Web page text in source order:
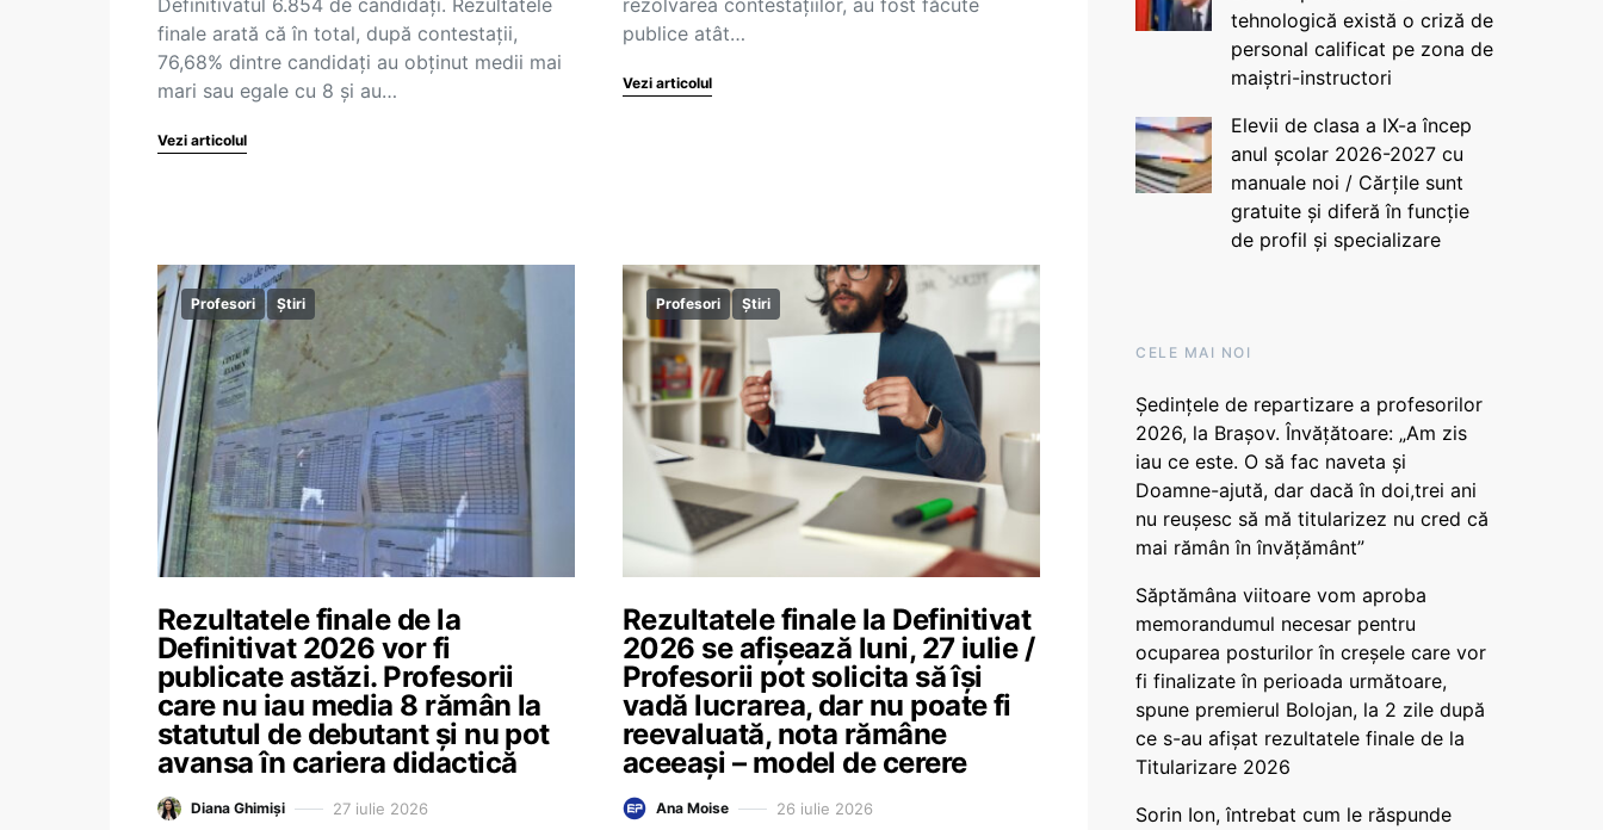
Definitivatul 6.854 de candidați. Rezultatele
finale arată că în total, după contestații,
76,68% dintre candidați au obținut medii mai
mari sau egale cu 8 și au…
Vezi articolul
rezolvarea contestațiilor, au fost făcute
publice atât…
Vezi articolul
Profesori Știri
Rezultatele finale de la
Definitivat 2026 vor fi
publicate astăzi. Profesorii
care nu iau media 8 rămân la
statutul de debutant și nu pot
avansa în cariera didactică
Diana Ghimiși 27 iulie 2026
Profesori Știri
Rezultatele finale la Definitivat
2026 se afișează luni, 27 iulie /
Profesorii pot solicita să își
vadă lucrarea, dar nu poate fi
reevaluată, nota rămâne
aceeași – model de cerere
Ana Moise 26 iulie 2026
tehnologică există o criză de
personal calificat pe zona de
maiștri-instructori
Elevii de clasa a IX-a încep
anul școlar 2026-2027 cu
manuale noi / Cărțile sunt
gratuite și diferă în funcție
de profil și specializare
CELE MAI NOI
Ședințele de repartizare a profesorilor
2026, la Brașov. Învățătoare: „Am zis
iau ce este. O să fac naveta și
Doamne-ajută, dar dacă în doi,trei ani
nu reușesc să mă titularizez nu cred că
mai rămân în învățământ”
Săptămâna viitoare vom aproba
memorandumul necesar pentru
ocuparea posturilor în creșele care vor
fi finalizate în perioada următoare,
spune premierul Bolojan, la 2 zile după
ce s-au afișat rezultatele finale de la
Titularizare 2026
Sorin Ion, întrebat cum le răspunde